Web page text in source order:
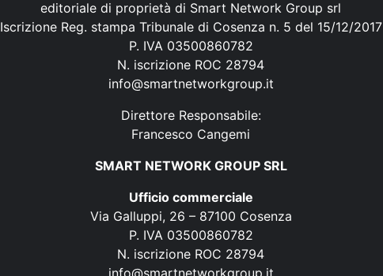
editoriale di proprietà di Smart Network Group srl
Iscrizione Reg. stampa Tribunale di Cosenza n. 5 del 15/12/2017
P. IVA 03500860782
N. iscrizione ROC 28794
info@smartnetworkgroup.it
Direttore Responsabile:
Francesco Cangemi
SMART NETWORK GROUP SRL
Ufficio commerciale
Via Galluppi, 26 – 87100 Cosenza
P. IVA 03500860782
N. iscrizione ROC 28794
info@smartnetworkgroup.it